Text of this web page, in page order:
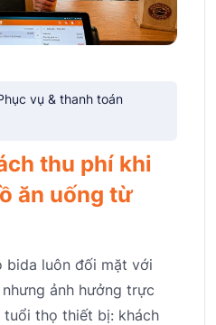
vụ & thanh toán
thu phí khi
ăn uống từ
bida luôn đối mặt với
ảnh hưởng trực
thọ thiết bị: khách